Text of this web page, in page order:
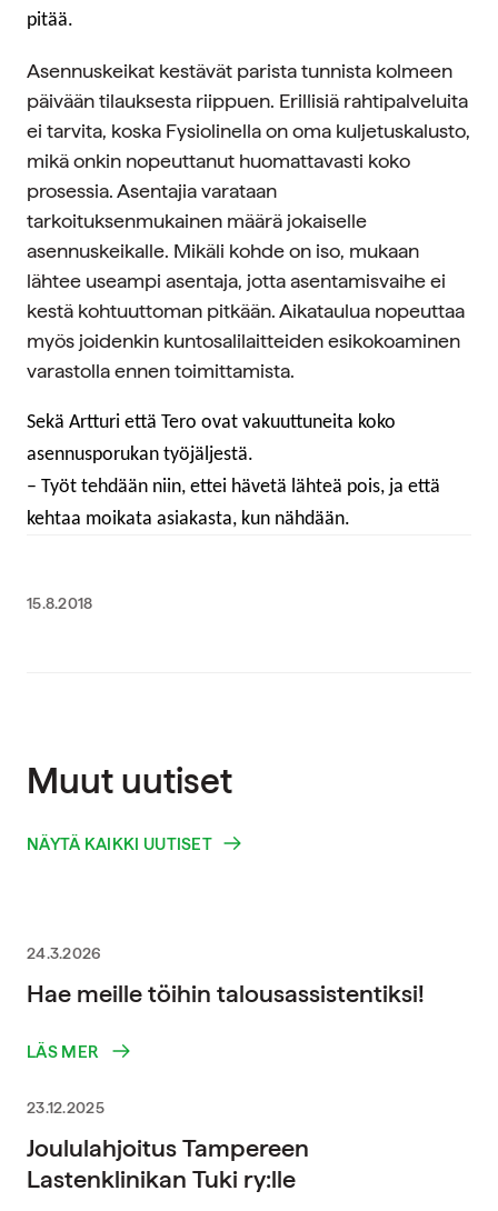
pitää.
Asennuskeikat kestävät parista tunnista kolmeen
päivään tilauksesta riippuen. Erillisiä rahtipalveluita
ei tarvita, koska Fysiolinella on oma kuljetuskalusto,
mikä onkin nopeuttanut huomattavasti koko
prosessia. Asentajia varataan
tarkoituksenmukainen määrä jokaiselle
asennuskeikalle. Mikäli kohde on iso, mukaan
lähtee useampi asentaja, jotta asentamisvaihe ei
kestä kohtuuttoman pitkään. Aikataulua nopeuttaa
myös joidenkin kuntosalilaitteiden esikokoaminen
varastolla ennen toimittamista.
Sekä Artturi että Tero ovat vakuuttuneita koko
asennusporukan työjäljestä.
– Työt tehdään niin, ettei hävetä lähteä pois, ja että
kehtaa moikata asiakasta, kun nähdään.
15.8.2018
Muut uutiset
NÄYTÄ KAIKKI UUTISET
24.3.2026
Hae meille töihin talousassistentiksi!
LÄS MER
23.12.2025
Joululahjoitus Tampereen
Lastenklinikan Tuki ry:lle